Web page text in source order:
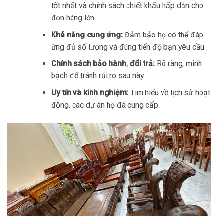
tốt nhất và chính sách chiết khấu hấp dẫn cho
đơn hàng lớn.
Khả năng cung ứng:Đảm bảo họ có thể đáp
ứng đủ số lượng và đúng tiến độ bạn yêu cầu.
Chính sách bảo hành, đổi trả:Rõ ràng, minh
bạch để tránh rủi ro sau này.
Uy tín và kinh nghiệm:Tìm hiểu về lịch sử hoạt
động, các dự án họ đã cung cấp.